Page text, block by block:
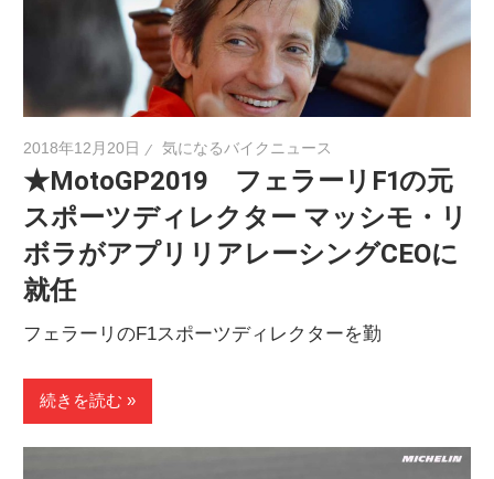
2018年12月20日 気になるバイクニュース
★MotoGP2019 フェラーリF1の元
スポーツディレクター マッシモ・リ
ボラがアプリリアレーシングCEOに
就任
フェラーリのF1スポーツディレクターを勤
続きを読む